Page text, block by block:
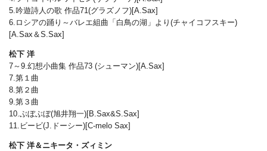
5.吟遊詩人の歌 作品71(グラズノフ)[A.Sax]
6.ロシアの踊り～バレエ組曲「白鳥の湖」より(チャイコフスキー)
[A.Sax＆S.Sax]
松下 洋
7～9.幻想小曲集 作品73 (シューマン)[A.Sax]
7.第１曲
8.第２曲
9.第３曲
10.ぶぼぶぼ(旭井翔一)[B.Sax&S.Sax]
11.ビービ(J.ドーシー)[C-melo Sax]
松下 洋＆ニキータ・ズィミン